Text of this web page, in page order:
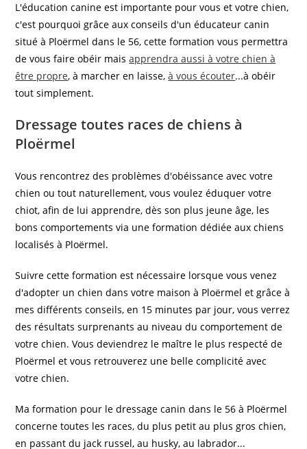
L'éducation canine est importante pour vous et votre chien,
c'est pourquoi grâce aux conseils d'un éducateur canin
situé à Ploërmel dans le 56, cette formation vous permettra
de vous faire obéir maisapprendra aussi à votre chien à
être propre, à marcher en laisse,à vous écouter...à obéir
tout simplement.
Dressage toutes races de chiens à
Ploërmel
Vous rencontrez des problèmes d'obéissance avec votre
chien ou tout naturellement, vous voulez éduquer votre
chiot, afin de lui apprendre, dès son plus jeune âge, les
bons comportements via une formation dédiée aux chiens
localisés à Ploërmel.
Suivre cette formation est nécessaire lorsque vous venez
d'adopter un chien dans votre maison à Ploërmel et grâce à
mes différents conseils, en 15 minutes par jour, vous verrez
des résultats surprenants au niveau du comportement de
votre chien. Vous deviendrez le maître le plus respecté de
Ploërmel et vous retrouverez une belle complicité avec
votre chien.
Ma formation pour le dressage canin dans le 56 à Ploërmel
concerne toutes les races, du plus petit au plus gros chien,
en passant du jack russel, au husky, au labrador...